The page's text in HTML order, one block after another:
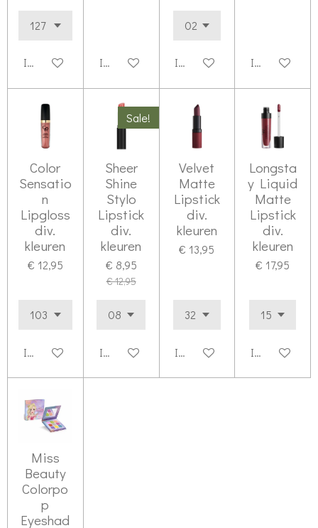
In winkelwagen In winkelwagen In winkelwagen In
Color
Sensatio
n
Lipgloss
div.
kleuren
€ 12,95
In winkelwagen
Sale!
Sheer
Shine
Stylo
Lipstick
div.
kleuren
€ 8,95
€ 12,95
In winkelwagen
Velvet
Matte
Lipstick
div.
kleuren
€ 13,95
In winkelwagen
Longsta
y Liquid
Matte
Lipstick
div.
kleuren
€ 17,95
In
Miss
Beauty
Colorpo
p
Eyeshad